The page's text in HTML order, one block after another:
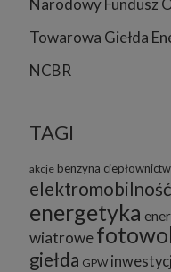
Narodowy Fundusz
Towarowa Giełda
NCBR
TAGI
akcje benzyna
elektromobilność
energetyka
wiatrowe
giełda GPW